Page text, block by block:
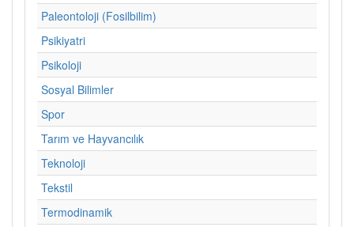
Paleontoloji (Fosilbilim)
Psikiyatri
Psikoloji
Sosyal Bilimler
Spor
Tarım ve Hayvancılık
Teknoloji
Tekstil
Termodinamik